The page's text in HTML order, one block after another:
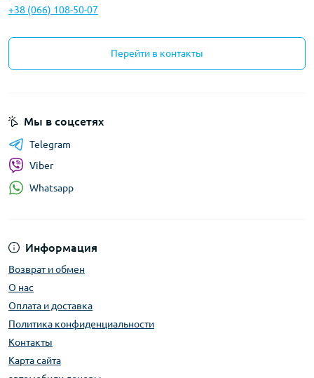
+38 (066) 108-50-07
Перейти в контакты
Информация
Возврат и обмен
О нас
Оплата и доставка
Политика конфиденциальности
Контакты
Карта сайта
Мы в соцсетях
Telegram
Viber
Whatsapp